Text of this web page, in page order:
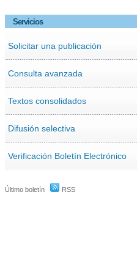
Servicios
Solicitar una publicación
Consulta avanzada
Textos consolidados
Difusión selectiva
Verificación Boletín Electrónico
Último boletín RSS